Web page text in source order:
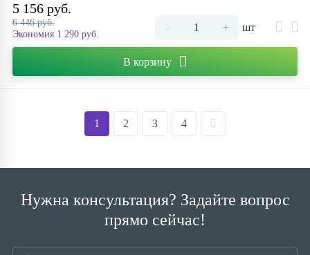
5 156 руб.
6 446 руб.
Экономия 1 290 руб.
- + шт
В корзину
1 2 3 4
Нужна консультация? Задайте вопрос
прямо сейчас!